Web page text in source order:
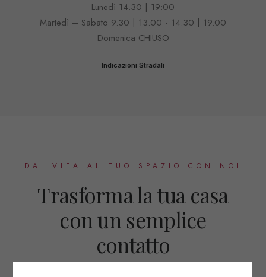
Lunedì 14.30 | 19:00
Martedì – Sabato 9.30 | 13.00 - 14.30 | 19.00
Domenica CHIUSO
Indicazioni Stradali
DAI VITA AL TUO SPAZIO CON NOI
Trasforma la tua casa
con un semplice
contatto